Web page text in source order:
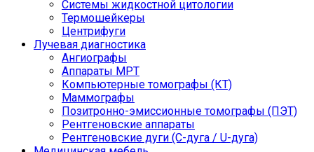
Системы жидкостной цитологии
Термошейкеры
Центрифуги
Лучевая диагностика
Ангиографы
Аппараты МРТ
Компьютерные томографы (КТ)
Маммографы
Позитронно-эмиссионные томографы (ПЭТ)
Рентгеновские аппараты
Рентгеновские дуги (С-дуга / U-дуга)